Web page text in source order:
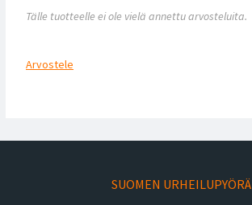
Tälle tuotteelle ei ole vielä annettu arvosteluita.
Arvostele
SUOMEN URHEILUPYÖRÄ